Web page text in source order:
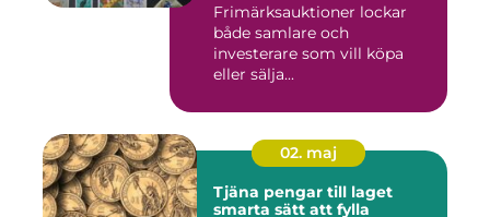
Frimärksauktioner lockar
både samlare och
investerare som vill köpa
eller sälja...
02. maj
Tjäna pengar till laget
smarta sätt att fylla